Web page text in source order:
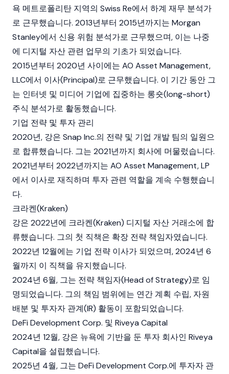
욕 메트로폴리탄 지역의 Swiss Re에서 하계 재무 분석가
로 근무했습니다. 2013년부터 2015년까지는 Morgan
Stanley에서 신용 위험 분석가로 근무했으며, 이는 나중
에 디지털 자산 관련 업무의 기초가 되었습니다.
2015년부터 2020년 사이에는 AO Asset Management,
LLC에서 이사(Principal)로 근무했습니다. 이 기간 동안 그
는 인터넷 및 미디어 기업에 집중하는 롱숏(long-short)
주식 분석가로 활동했습니다.
기업 전략 및 투자 관리
2020년, 강은 Snap Inc.의 전략 및 기업 개발 팀의 일원으
로 합류했습니다. 그는 2021년까지 회사에 머물렀습니다.
2021년부터 2022년까지는 AO Asset Management, LP
에서 이사로 재직하며 투자 관련 역할을 계속 수행했습니
다.
크라켄(Kraken)
강은 2022년에 크라켄(Kraken) 디지털 자산 거래소에 합
류했습니다. 그의 첫 직책은 확장 전략 책임자였습니다.
2022년 12월에는 기업 전략 이사가 되었으며, 2024년 6
월까지 이 직책을 유지했습니다.
2024년 6월, 그는 전략 책임자(Head of Strategy)로 임
명되었습니다. 그의 책임 범위에는 연간 계획 수립, 자원
배분 및 투자자 관계(IR) 활동이 포함되었습니다.
DeFi Development Corp. 및 Riveya Capital
2024년 12월, 강은 뉴욕에 기반을 둔 투자 회사인 Riveya
Capital을 설립했습니다.
2025년 4월, 그는 DeFi Development Corp.에 투자자 관